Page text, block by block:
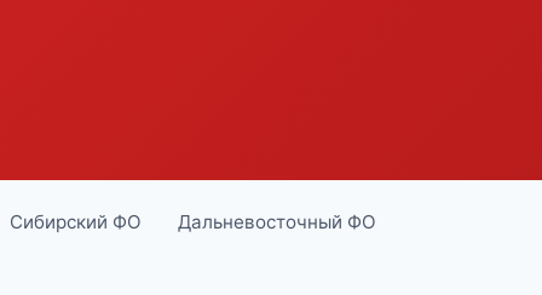
Сибирский ФО Дальневосточный ФО